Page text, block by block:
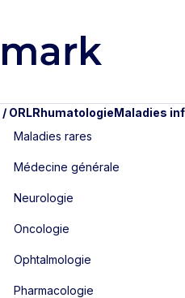
ORLRhumatologieMaladies
Maladies rares
Médecine générale
Neurologie
Oncologie
Ophtalmologie
Pharmacologie